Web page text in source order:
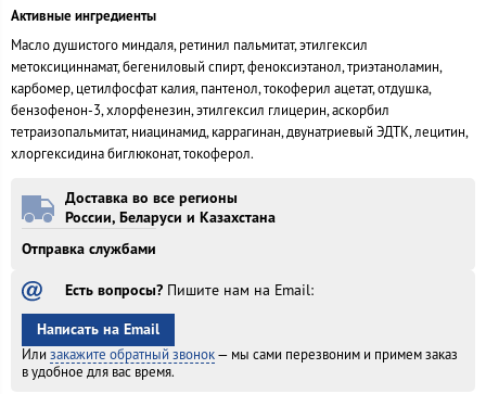
Активные ингредиенты
Масло душистого миндаля, ретинил пальмитат, этилгексил
метоксициннамат, бегениловый спирт, феноксиэтанол, триэтаноламин,
карбомер, цетилфосфат калия, пантенол, токоферил ацетат, отдушка,
бензофенон-3, хлорфенезин, этилгексил глицерин, аскорбил
тетраизопальмитат, ниацинамид, каррагинан, двунатриевый ЭДТК, лецитин,
хлоргексидина биглюконат, токоферол.
Доставка во все регионы
России, Беларуси и Казахстана
Отправка службами
Есть вопросы? Пишите нам на Email:
Написать на Email
Или закажите обратный звонок — мы сами перезвоним и примем заказ
в удобное для вас время.